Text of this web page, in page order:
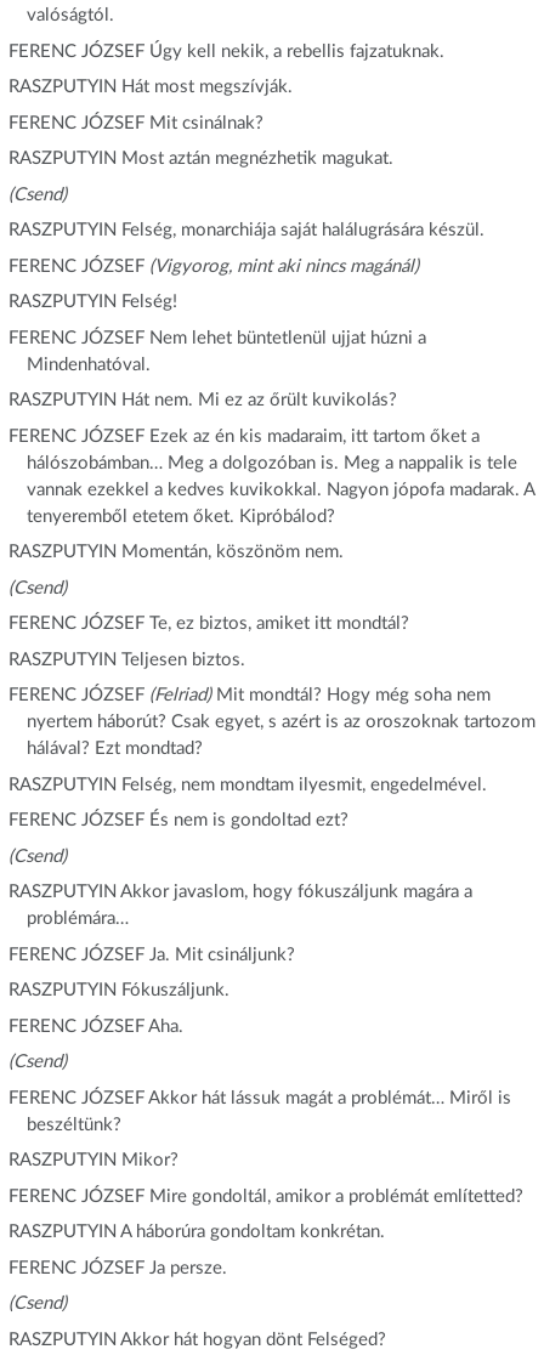
valóságtól.
FERENC JÓZSEF Úgy kell nekik, a rebellis fajzatuknak.
RASZPUTYIN Hát most megszívják.
FERENC JÓZSEF Mit csinálnak?
RASZPUTYIN Most aztán megnézhetik magukat.
(Csend)
RASZPUTYIN Felség, monarchiája saját halálugrására készül.
FERENC JÓZSEF (Vigyorog, mint aki nincs magánál)
RASZPUTYIN Felség!
FERENC JÓZSEF Nem lehet büntetlenül ujjat húzni a
Mindenhatóval.
RASZPUTYIN Hát nem. Mi ez az őrült kuvikolás?
FERENC JÓZSEF Ezek az én kis madaraim, itt tartom őket a
hálószobámban… Meg a dolgozóban is. Meg a nappalik is tele
vannak ezekkel a kedves kuvikokkal. Nagyon jópofa madarak. A
tenyeremből etetem őket. Kipróbálod?
RASZPUTYIN Momentán, köszönöm nem.
(Csend)
FERENC JÓZSEF Te, ez biztos, amiket itt mondtál?
RASZPUTYIN Teljesen biztos.
FERENC JÓZSEF (Felriad)Mit mondtál? Hogy még soha nem
nyertem háborút? Csak egyet, s azért is az oroszoknak tartozom
hálával? Ezt mondtad?
RASZPUTYIN Felség, nem mondtam ilyesmit, engedelmével.
FERENC JÓZSEF És nem is gondoltad ezt?
(Csend)
RASZPUTYIN Akkor javaslom, hogy fókuszáljunk magára a
problémára…
FERENC JÓZSEF Ja. Mit csináljunk?
RASZPUTYIN Fókuszáljunk.
FERENC JÓZSEF Aha.
(Csend)
FERENC JÓZSEF Akkor hát lássuk magát a problémát… Miről is
beszéltünk?
RASZPUTYIN Mikor?
FERENC JÓZSEF Mire gondoltál, amikor a problémát említetted?
RASZPUTYIN A háborúra gondoltam konkrétan.
FERENC JÓZSEF Ja persze.
(Csend)
RASZPUTYIN Akkor hát hogyan dönt Felséged?